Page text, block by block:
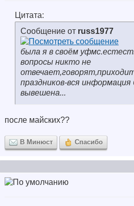
Цитата:
Сообщение от russ1977
была я в своём
вопросы никто не
праздников-вся информация
вывешена...
после майских??
В Минюст Спасибо